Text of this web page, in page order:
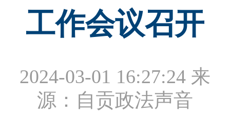
工作会议召开
2024-03-01 16:27:24 来
源：自贡政法声音